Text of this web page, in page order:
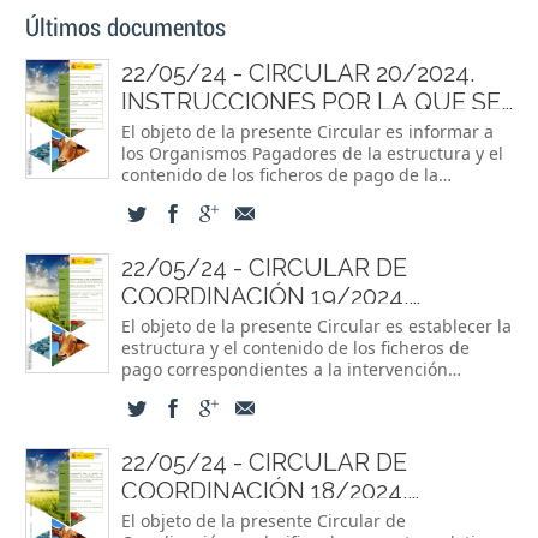
Últimos documentos
22/05/24 - CIRCULAR 20/2024.
INSTRUCCIONES POR LA QUE SE
ESTABLECEN LA FORMA Y EL
CONTENIDO DE LA INFORMACIÓN
QUE DEBE CUMPLIMENTARSE EN
LOS FICHEROS DE PAGOS DE LA
El objeto de la presente Circular es informar a
los Organismos Pagadores de la estructura y el
contenido de los ficheros de pago de la
22/05/24 - CIRCULAR DE
COORDINACIÓN 19/2024.
INSTRUCCIONES POR LA QUE SE
ESTABLECEN LA FORMA Y EL
CONTENIDO DE LA INFORMACIÓN
QUE DEBE CUMPLIMENTARSE EN
INTERVENCIÓN SECTORIAL
VITIVINÍCOLA
El objeto de la presente Circular es establecer la
estructura y el contenido de los ficheros de
pago correspondientes a la intervención
de la PAC 2023-2027.
22/05/24 - CIRCULAR DE
COORDINACIÓN 18/2024.
PROCEDIMIENTO PARA LA
El objeto de la presente Circular de